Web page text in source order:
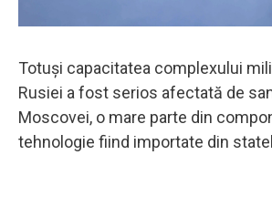
Totuși capacitatea complexului
Rusiei a fost serios afectată de
Moscovei, o mare parte din
tehnologie fiind importate din